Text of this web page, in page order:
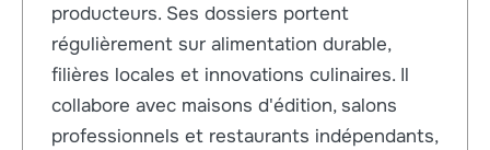
producteurs. Ses dossiers portent
régulièrement sur alimentation durable,
filières locales et innovations culinaires. Il
collabore avec maisons d'édition, salons
professionnels et restaurants indépendants,